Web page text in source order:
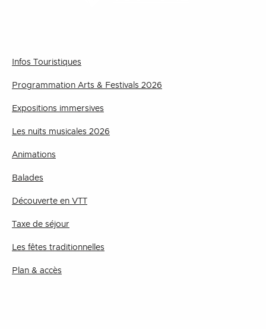
Infos Touristiques
Programmation Arts & Festivals 2026
Expositions immersives
Les nuits musicales 2026
Animations
Balades
Découverte en VTT
Taxe de séjour
Les fêtes traditionnelles
Plan & accès